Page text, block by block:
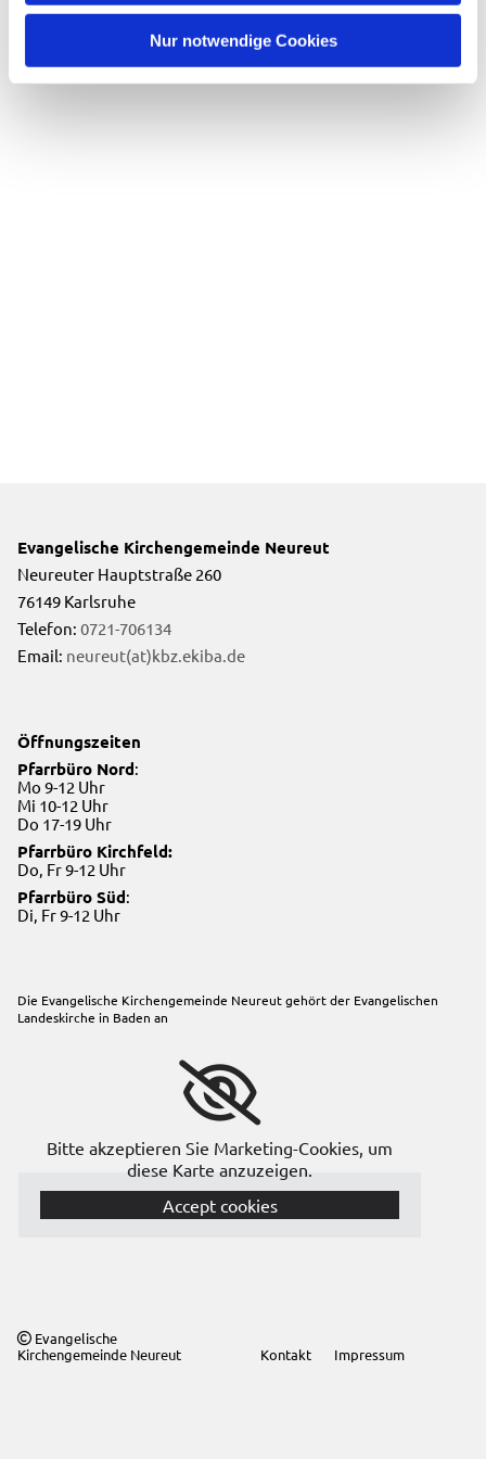
Nur notwendige Cookies
Evangelische Kirchengemeinde Neureut
Neureuter Hauptstraße 260
76149 Karlsruhe
Telefon: 0721-706134
Email: neureut(at)kbz.ekiba.de
Öffnungszeiten
Pfarrbüro Nord:
Mo 9-12 Uhr
Mi 10-12 Uhr
Do 17-19 Uhr
Pfarrbüro Kirchfeld:
Do, Fr 9-12 Uhr
Pfarrbüro Süd:
Di, Fr 9-12 Uhr
Die Evangelische Kirchengemeinde Neureut gehört der Evangelischen
Landeskirche in Baden an
Bitte akzeptieren Sie Marketing-Cookies, um
diese Karte anzuzeigen.
Accept cookies
 Evangelische
Kirchengemeinde Neureut
Kontakt Impressum